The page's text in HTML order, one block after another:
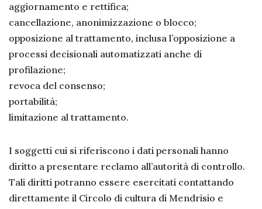
aggiornamento e rettifica;
cancellazione, anonimizzazione o blocco;
opposizione al trattamento, inclusa l’opposizione a
processi decisionali automatizzati anche di
profilazione;
revoca del consenso;
portabilità;
limitazione al trattamento.
I soggetti cui si riferiscono i dati personali hanno
diritto a presentare reclamo all’autorità di controllo.
Tali diritti potranno essere esercitati contattando
direttamente il Circolo di cultura di Mendrisio e